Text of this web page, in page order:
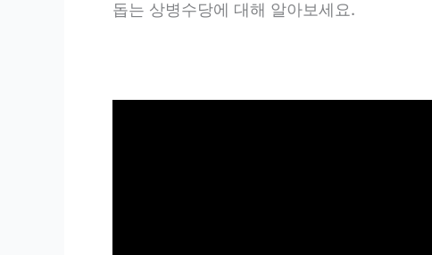
돕는 상병수당에 대해 알아보세요.